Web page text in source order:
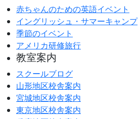
赤ちゃんのための英語イベント
イングリッシュ・サマーキャンプ
季節のイベント
アメリカ研修旅行
教室案内
スクールブログ
山形地区校舎案内
宮城地区校舎案内
東京地区校舎案内